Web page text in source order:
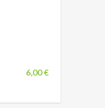
6,00 €